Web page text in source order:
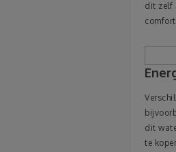
dit zelf
dit
te